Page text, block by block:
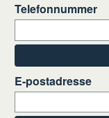
Telefonnummer
E-postadresse